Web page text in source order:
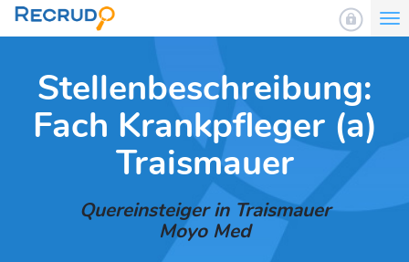
Stellenbeschreibung:
Fach Krankpfleger (a)
Traismauer
Quereinsteiger in Traismauer
Moyo Med